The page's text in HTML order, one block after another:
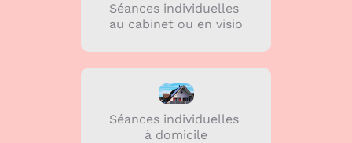
Séances individuelles
au cabinet ou en visio
Séances individuelles
à domicile